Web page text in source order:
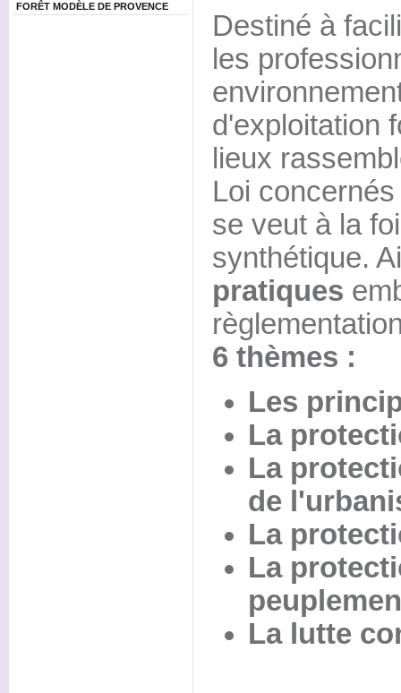
FORÊT MODÈLE DE PROVENCE
Destiné à
les
d'exploitation
lieux
Loi
se veut à la
synthétique.
pratiques
6 thèmes :
Les
La
La
de
La
La
La lutte